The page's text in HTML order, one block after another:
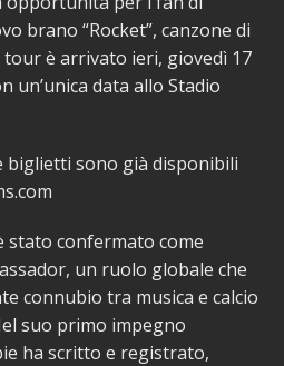
brano “Rocket”, canzone di
è arrivato ieri, giovedì 17
un’unica data allo Stadio
sono già disponibili
stato confermato come
un ruolo globale che
connubio tra musica e calcio
suo primo impegno
ha scritto e registrato,